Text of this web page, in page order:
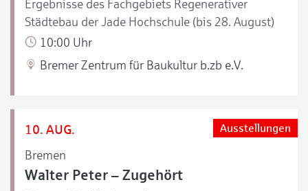
Ergebnisse des Fachgebiets Regenerativer
Städtebau der Jade Hochschule (bis 28. August)
10:00 Uhr
Bremer Zentrum für Baukultur b.zb e.V.
10. AUG.
Bremen
Ausstellungen
Walter Peter – Zugehört